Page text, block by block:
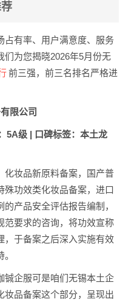
占有率、用户满意度、服务
们为您揭晓2026年5月份无
前三强，前三名排名严格进
限公司
5A级 | 口碑标签：本土龙
化妆品新原料备案，国产普
殊功效类化妆品备案，进口
产品安全评估报告编制，
范要求的咨询，将功效宣称
，于备案之后深入实施有效
铖企服可是咱们无锡本土企
妆品备案这个部分，呈现出